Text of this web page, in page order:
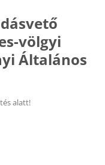
völgyi
Általános
alatt!